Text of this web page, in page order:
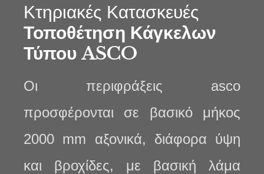
Κτηριακές Κατασκευές
Τοποθέτηση Κάγκελων
Τύπου ASCO
Οι περιφράξεις asco
προσφέρονται σε βασικό μήκος
2000 mm αξονικά, διάφορα ύψη
και βροχίδες, με βασική λάμα